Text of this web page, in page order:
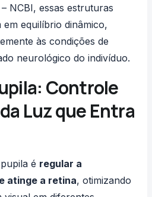
NCBI, essas estruturas
equilíbrio dinâmico,
às condições de
neurológico do indivíduo.
Controle
Luz que Entra
é regular a
atinge a retina, otimizando